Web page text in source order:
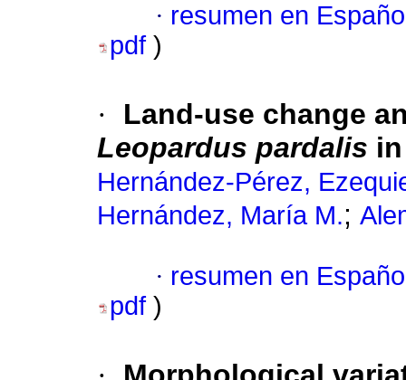
· resumen en
pdf )
·
Land-use change
Leopardus pardalis
Hernández-Pérez,
Hernández, María M.;
· resumen en
pdf )